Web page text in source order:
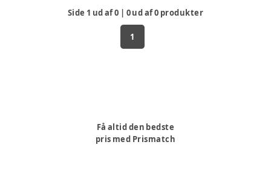
Side 1 ud af0 | 0ud af0 produkter
1
Få altid den bedste
pris med Prismatch